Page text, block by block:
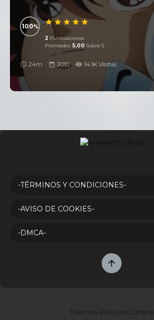
100
2 Puntuaciones
Promedio: 5,00 Sobre 5
24m 2010 14.1K Visitas
-TÉRMINOS Y CONDICIONES-
-AVISO DE COOKIES-
-DMCA-
Themes Películas Online